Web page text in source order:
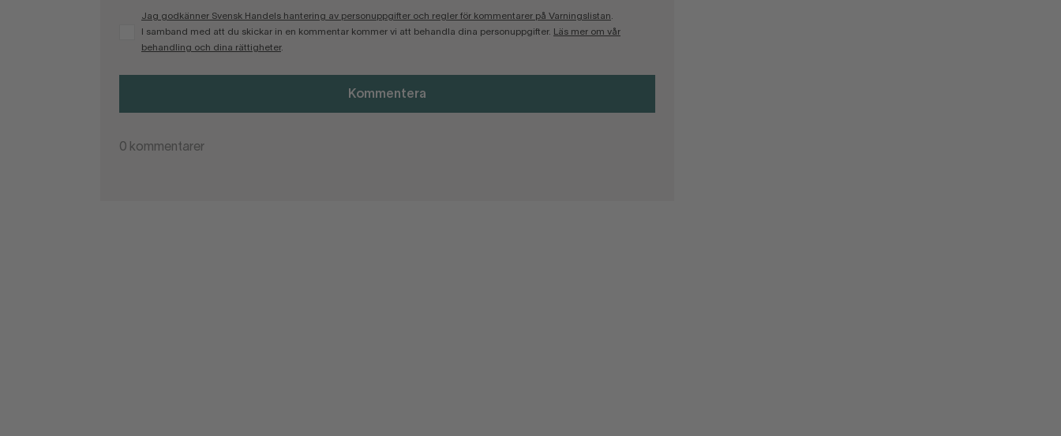
Jag godkänner Svensk Handels hantering av personuppgifter och regler för kommentarer på Varningslistan
I samband med att du skickar in en kommentar kommer vi att behandla dina personuppgifter.
Läs mer om vår
behandling och dina rättigheter.
Kommentera
0 kommentarer